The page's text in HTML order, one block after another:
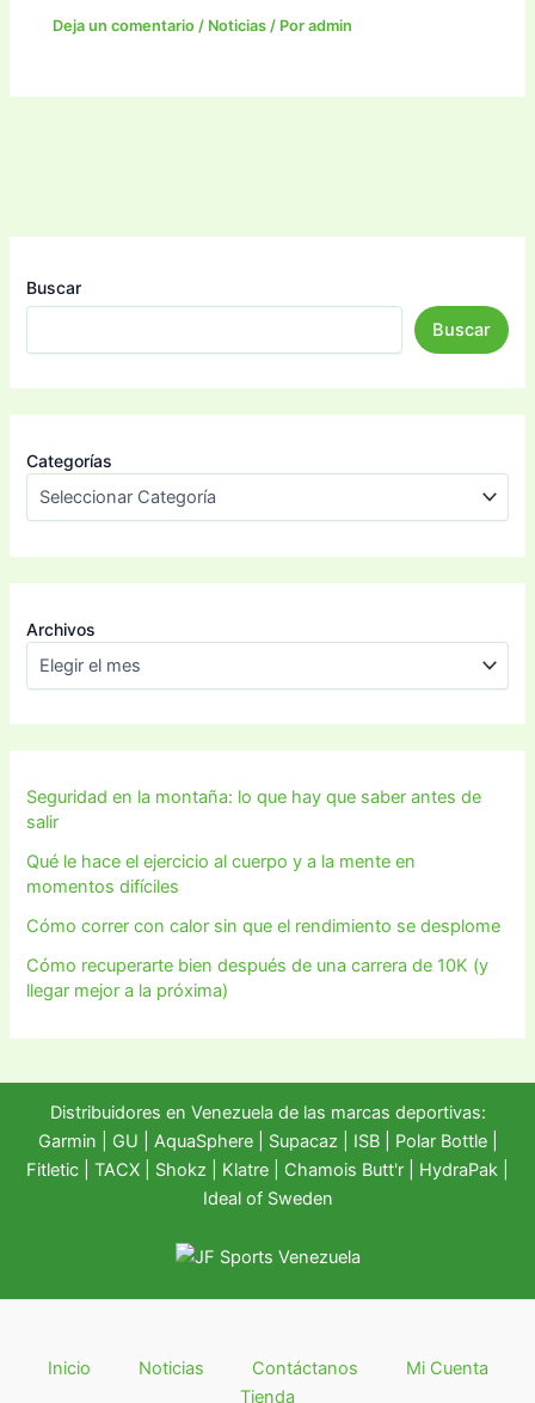
Deja un comentario / Noticias / Poradmin
Buscar
Buscar
Categorías
Archivos
Seguridad en la montaña: lo que hay que saber antes de
salir
Qué le hace el ejercicio al cuerpo y a la mente en
momentos difíciles
Cómo correr con calor sin que el rendimiento se desplome
Cómo recuperarte bien después de una carrera de 10K (y
llegar mejor a la próxima)
Distribuidores en Venezuela de las marcas deportivas:
Garmin
GU AquaSphere| Supacaz | ISB | Polar Bottle|
Fitletic
TACX Shokz Klatre Chamois Butt'r HydraPak
Ideal of Sweden
Inicio Noticias Contáctanos
Mi Cuenta
Tienda